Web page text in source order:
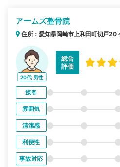
アームズ整骨院
住所：愛知県岡崎市上和田町切戸20
20代 男性
総合
評価
接客
雰囲気
清潔感
利便性
事故対応